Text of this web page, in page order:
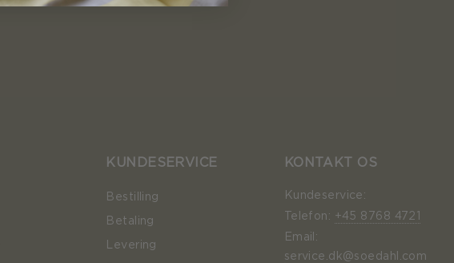
KUNDESERVICE
Bestilling
Betaling
Levering
KONTAKT OS
Kundeservice:
Telefon: +45 8768 4721
Email:
service.dk@soedahl.com